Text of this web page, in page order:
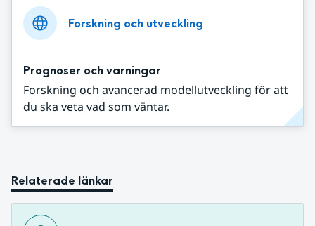
Forskning och utveckling
Prognoser och varningar
Forskning och avancerad modellutveckling för att
du ska veta vad som väntar.
Relaterade länkar